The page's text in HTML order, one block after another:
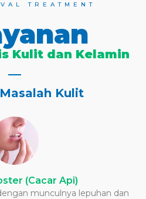
TREATMENT
Kulit dan Kelamin
Kulit
(Cacar Api)
munculnya lepuhan dan